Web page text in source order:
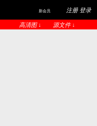
新会员 注册 登录
高清图 ↓ 源文件 ↓